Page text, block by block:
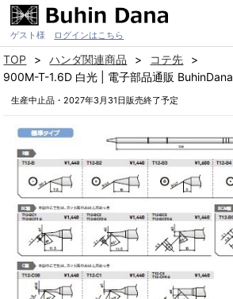
ゲスト様 ログインはこちら
TOP ハンダ関連商品
コテ先
900M-T-1.6D 白光 | 電子部品通販 BuhinDana
生産中止品・2027年3月31日販売終了予定